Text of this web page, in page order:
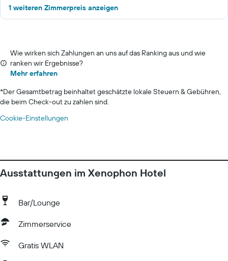
1 weiteren Zimmerpreis anzeigen
Wie wirken sich Zahlungen an uns auf das Ranking aus und wie
ranken wir Ergebnisse?
Mehr erfahren
*Der Gesamtbetrag beinhaltet geschätzte lokale Steuern & Gebühren,
die beim Check-out zu zahlen sind.
Cookie-Einstellungen
Ausstattungen im Xenophon Hotel
Bar/Lounge
Zimmerservice
Gratis WLAN